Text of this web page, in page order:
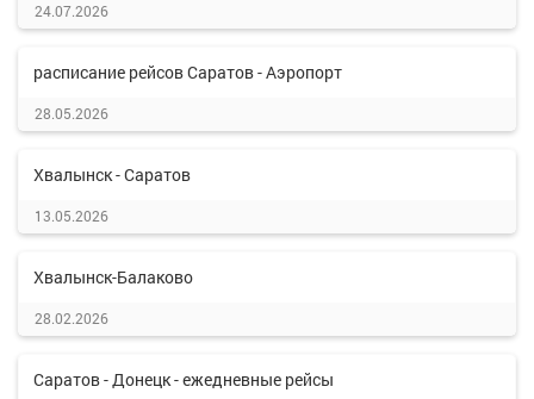
24.07.2026
расписание рейсов Саратов - Аэропорт
28.05.2026
Хвалынск - Саратов
13.05.2026
Хвалынск-Балаково
28.02.2026
Саратов - Донецк - ежедневные рейсы